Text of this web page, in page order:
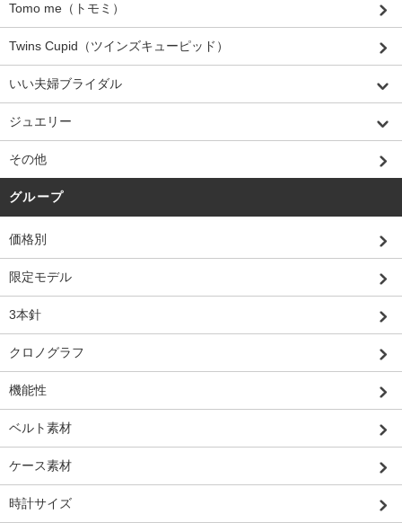
Tomo me（トモミ）
Twins Cupid（ツインズキューピッド）
いい夫婦ブライダル
ジュエリー
その他
グループ
価格別
限定モデル
3本針
クロノグラフ
機能性
ベルト素材
ケース素材
時計サイズ